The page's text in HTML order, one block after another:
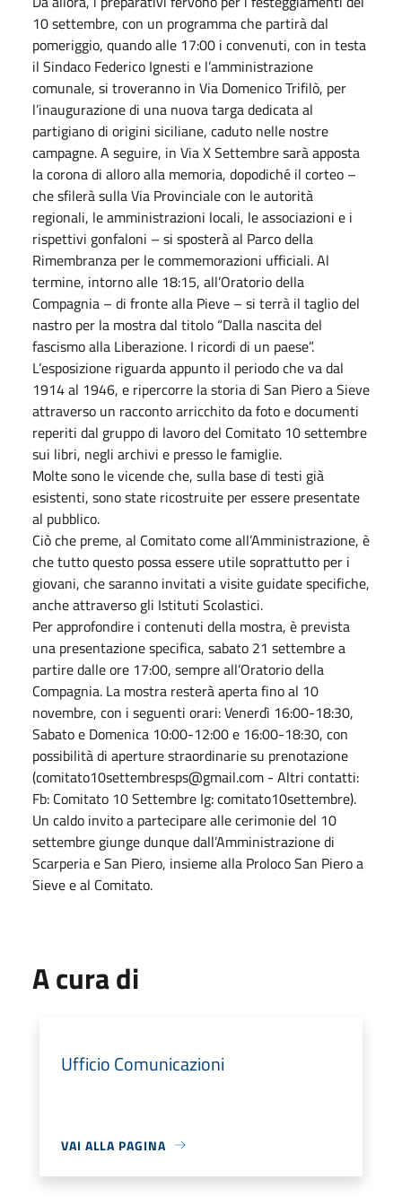
10 settembre, con un programma che partirà dal
pomeriggio, quando alle 17:00 i convenuti, con in testa
il Sindaco Federico Ignesti e l’amministrazione
comunale, si troveranno in Via Domenico Trifilò, per
l’inaugurazione di una nuova targa dedicata al
partigiano di origini siciliane, caduto nelle nostre
campagne. A seguire, in Via X Settembre sarà apposta
la corona di alloro alla memoria, dopodiché il corteo –
che sfilerà sulla Via Provinciale con le autorità
regionali, le amministrazioni locali, le associazioni e i
rispettivi gonfaloni – si sposterà al Parco della
Rimembranza per le commemorazioni ufficiali. Al
termine, intorno alle 18:15, all’Oratorio della
Compagnia – di fronte alla Pieve – si terrà il taglio del
nastro per la mostra dal titolo “Dalla nascita del
fascismo alla Liberazione. I ricordi di un paese”.
L’esposizione riguarda appunto il periodo che va dal
1914 al 1946, e ripercorre la storia di San Piero a Sieve
attraverso un racconto arricchito da foto e documenti
reperiti dal gruppo di lavoro del Comitato 10 settembre
sui libri, negli archivi e presso le famiglie.
Molte sono le vicende che, sulla base di testi già
esistenti, sono state ricostruite per essere presentate
al pubblico.
Ciò che preme, al Comitato come all’Amministrazione, è
che tutto questo possa essere utile soprattutto per i
giovani, che saranno invitati a visite guidate specifiche,
anche attraverso gli Istituti Scolastici.
Per approfondire i contenuti della mostra, è prevista
una presentazione specifica, sabato 21 settembre a
partire dalle ore 17:00, sempre all’Oratorio della
Compagnia. La mostra resterà aperta fino al 10
novembre, con i seguenti orari: Venerdì 16:00-18:30,
Sabato e Domenica 10:00-12:00 e 16:00-18:30, con
possibilità di aperture straordinarie su prenotazione
(comitato10settembresps@gmail.com - Altri contatti:
Fb: Comitato 10 Settembre Ig: comitato10settembre).
Un caldo invito a partecipare alle cerimonie del 10
settembre giunge dunque dall’Amministrazione di
Scarperia e San Piero, insieme alla Proloco San Piero a
Sieve e al Comitato.
A cura di
Ufficio Comunicazioni
VAI ALLA PAGINA